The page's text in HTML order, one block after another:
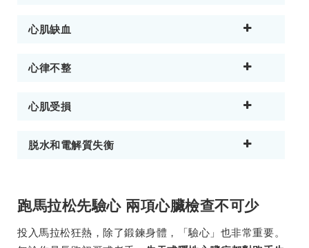
心肌缺血
心律不整
心肌受損
脱水和電解質失衡
跑馬拉松先驗心 兩項心臟檢查不可少
投入馬拉松狂熱，除了鍛鍊身體，「驗心」也非常重要。